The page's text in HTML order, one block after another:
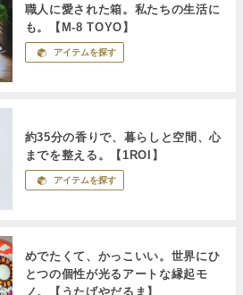
職人に愛された箱。私たちの生活に
も。【M-8 TOYO】
アイテムを探す
約35分の香りで、暮らしと空間、心
までを整える。【1ROI】
アイテムを探す
めでたくて、かっこいい。世界にひ
とつの個性が光るアートな縁起モ
ノ。【うたげやだるま】